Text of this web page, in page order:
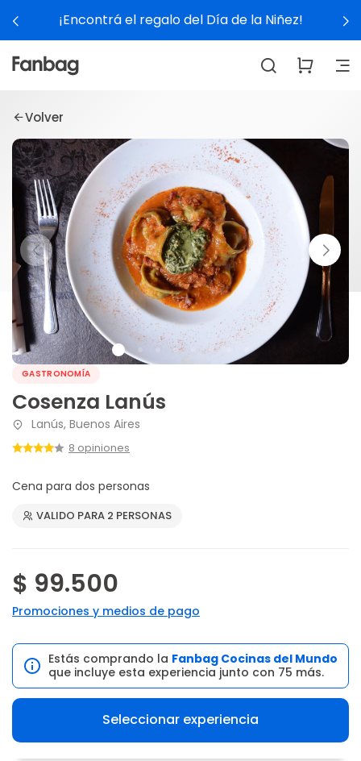
¡Encontrá el regalo del Día de la Niñez!
Volver
GASTRONOMÍA
Cosenza Lanús
Lanús, Buenos Aires
8 opiniones
Cena para dos personas
VALIDO PARA 2 PERSONAS
$ 99.500
Promociones y medios de pago
Estás comprando la Fanbag Cocinas del Mundo
que incluye esta experiencia junto con 75 más.
Seleccionar experiencia